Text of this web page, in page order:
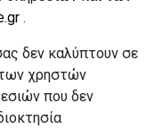
.
δεν καλύπτουν σε
χρηστών
που δεν